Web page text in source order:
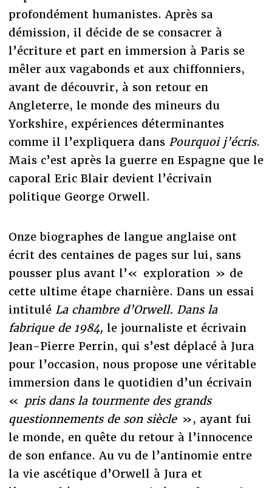
profondément humanistes. Après sa
démission, il décide de se consacrer à
l’écriture et part en immersion à Paris se
mêler aux vagabonds et aux chiffonniers,
avant de découvrir, à son retour en
Angleterre, le monde des mineurs du
Yorkshire, expériences déterminantes
comme il l’expliquera dans Pourquoi j’écris.
Mais c’est après la guerre en Espagne que le
caporal Eric Blair devient l’écrivain
politique George Orwell.
Onze biographes de langue anglaise ont
écrit des centaines de pages sur lui, sans
pousser plus avant l’« exploration » de
cette ultime étape charnière. Dans un essai
intitulé La chambre d’Orwell. Dans la
fabrique de 1984, le journaliste et écrivain
Jean-Pierre Perrin, qui s’est déplacé à Jura
pour l’occasion, nous propose une véritable
immersion dans le quotidien d’un écrivain
« pris dans la tourmente des grands
questionnements de son siècle», ayant fui
le monde, en quête du retour à l’innocence
de son enfance. Au vu de l’antinomie entre
la vie ascétique d’Orwell à Jura et